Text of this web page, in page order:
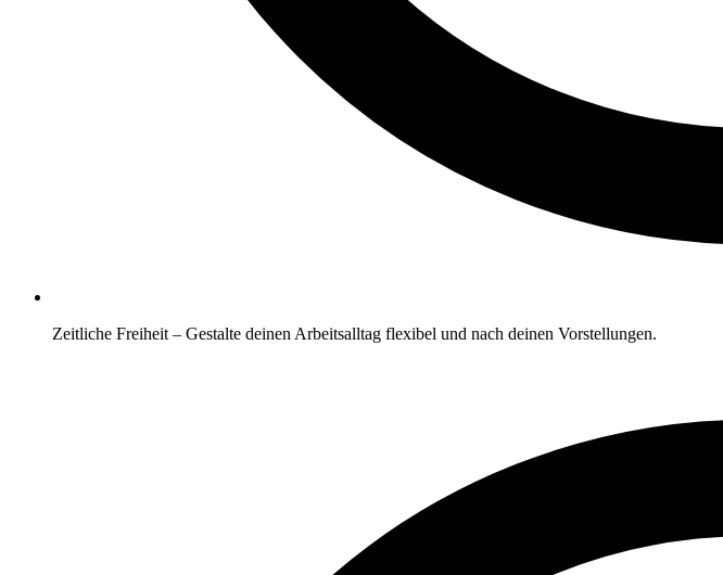
Zeitliche Freiheit – Gestalte deinen Arbeitsalltag flexibel und nach deinen Vorstellungen.